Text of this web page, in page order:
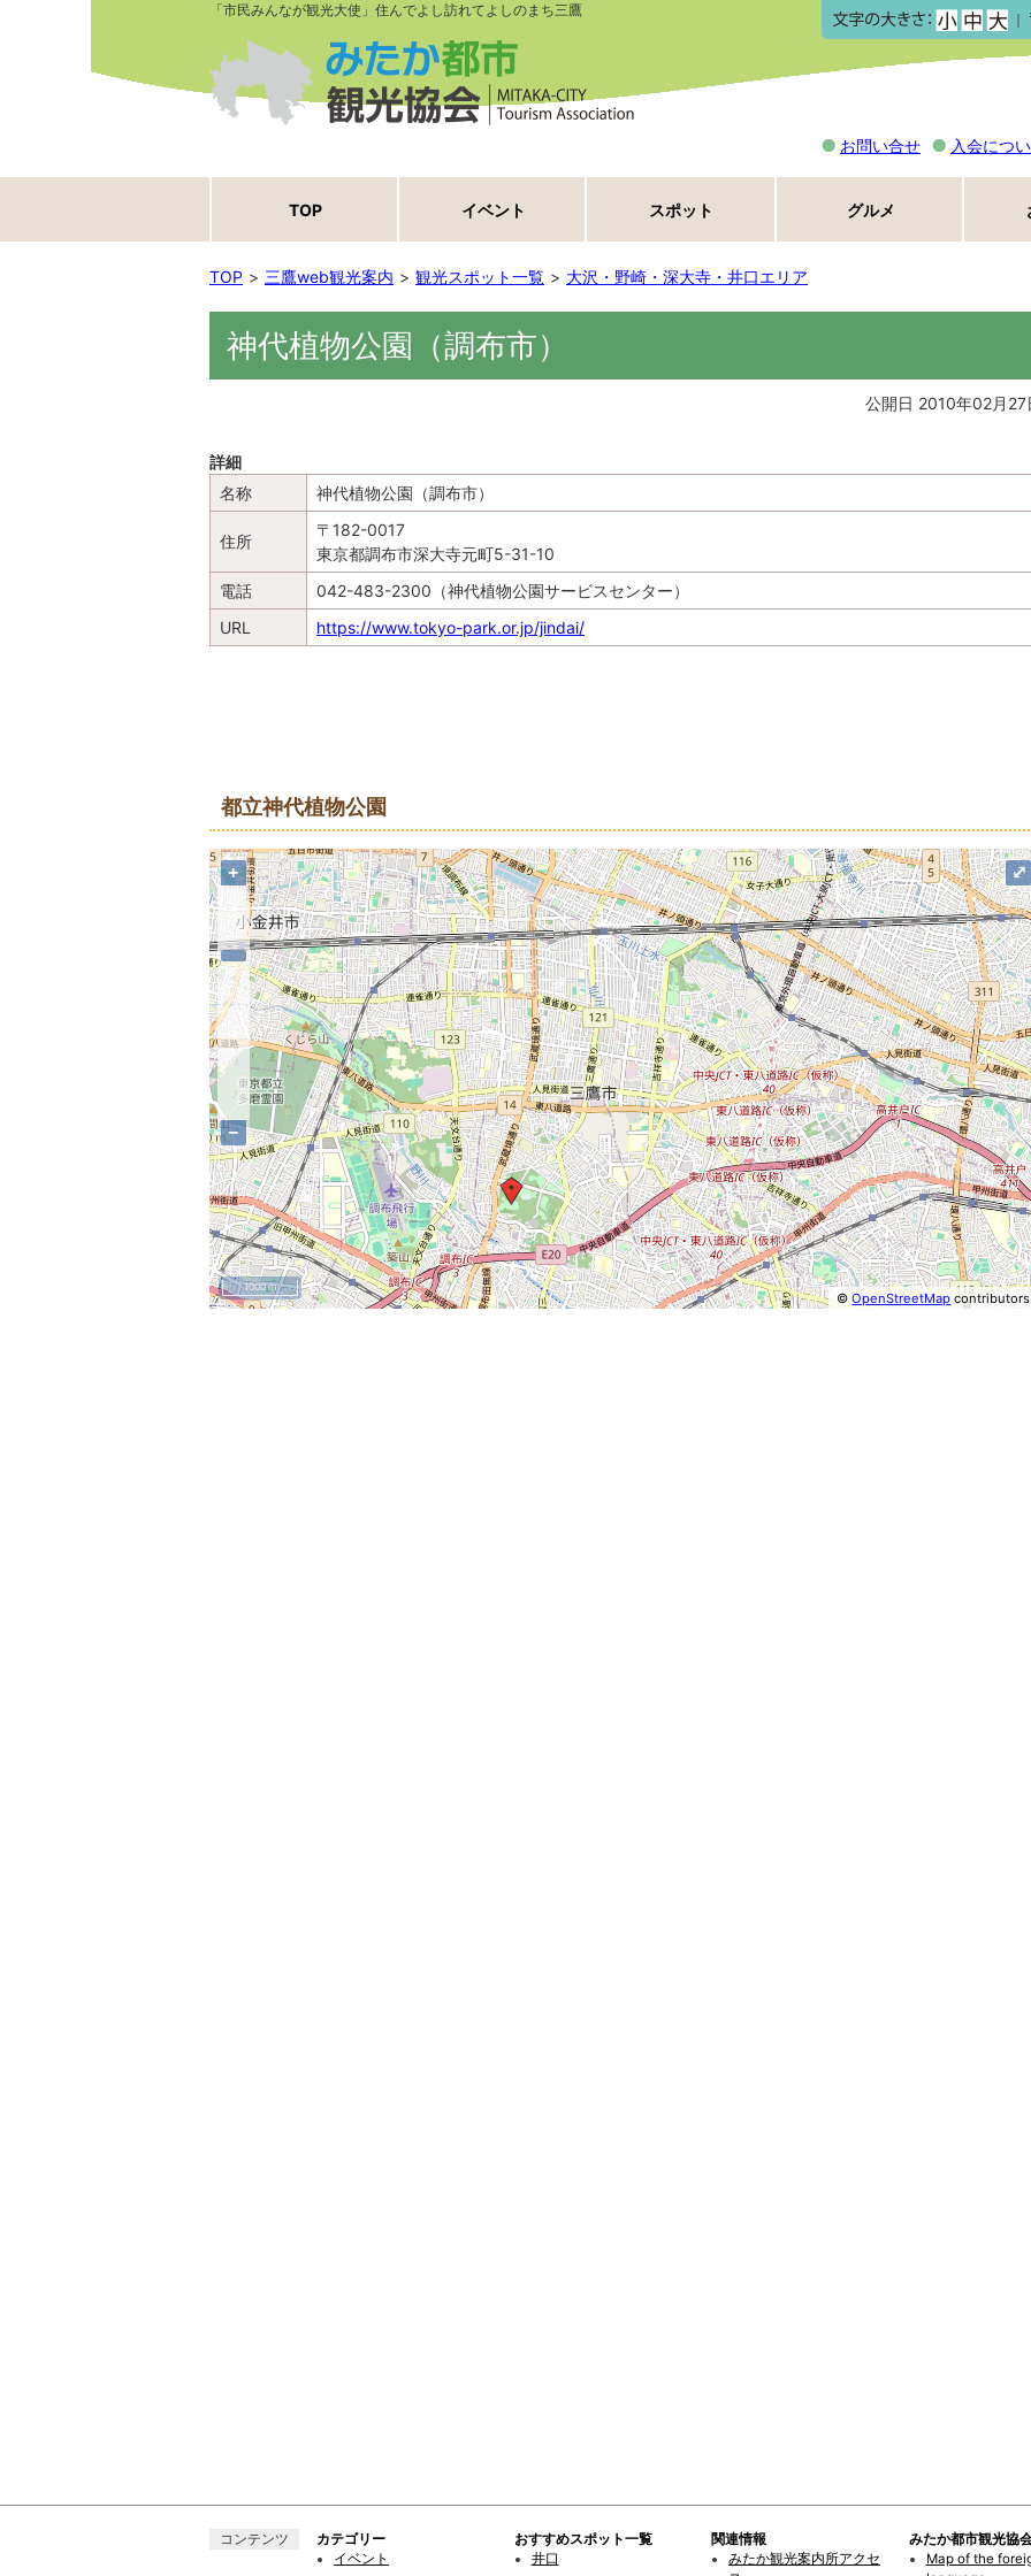
「市民みんなが観光大使」住んでよし訪れてよしのまち三鷹
｜
お問い合せ 入会につ
TOP イベント スポット グルメ
TOP 三鷹web観光案内 観光スポット一覧 大沢・野崎・深大寺・井口エリア
神代植物公園（調布市）
公開日 2010年02月27
詳細
名称
神代植物公園（調布市）
住所
〒182-0017
東京都調布市深大寺元町5-31-10
電話
042-483-2300（神代植物公園サービスセンター）
URL
https://www.tokyo-park.or.jp/jindai/
都立神代植物公園
+
−
©OpenStreetMap
1000 m
⤢
コンテンツ カテゴリー
イベント
おすすめスポット一覧
井口
関連情報
みたか観光案内所アクセ
みたか都市観光協
Map of the